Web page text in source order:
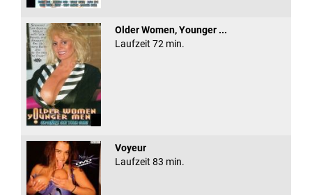
Older Women, Younger ...
Laufzeit 72 min.
Voyeur
Laufzeit 83 min.